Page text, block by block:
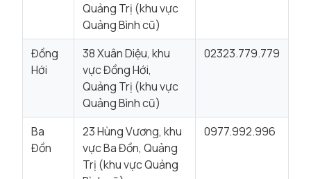
Quảng Trị (khu vực
Quảng Bình cũ)
Đồng
Hới
38 Xuân Diệu, khu
vực Đồng Hới,
Quảng Trị (khu vực
Quảng Bình cũ)
02323.779.779
Ba
Đồn
23 Hùng Vương, khu
vực Ba Đồn, Quảng
Trị (khu vực Quảng
0977.992.996